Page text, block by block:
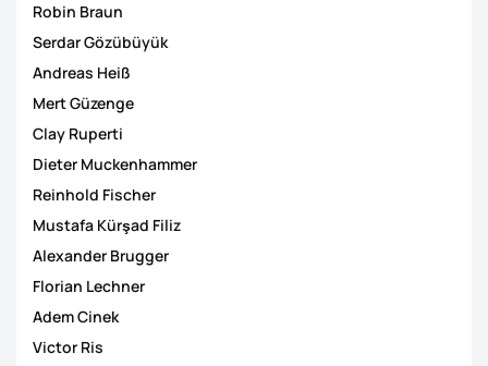
Robin Braun
Serdar Gözübüyük
Andreas Heiß
Mert Güzenge
Clay Ruperti
Dieter Muckenhammer
Reinhold Fischer
Mustafa Kürşad Filiz
Alexander Brugger
Florian Lechner
Adem Cinek
Victor Ris